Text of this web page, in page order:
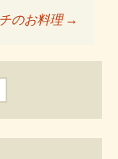
ョ
のお料理 →